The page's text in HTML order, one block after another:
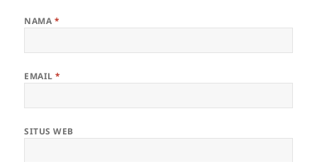
NAMA *
EMAIL*
SITUS WEB